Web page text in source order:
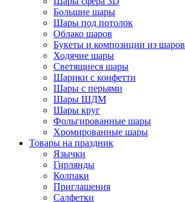
Большие шары
Шары под потолок
Облако шаров
Букеты и композиции из шаров
Ходячие шары
Светящиеся шары
Шарики с конфетти
Шары с перьями
Шары ШДМ
Шары круг
Фольгированные шары
Хромированные шары
Товары на праздник
Язычки
Гирлянды
Колпаки
Приглашения
Салфетки